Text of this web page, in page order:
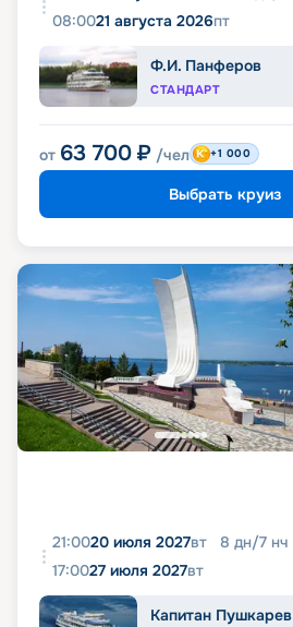
08:0021 августа 2026пт
Ф.И. Панферов
СТАНДАРТ
от 63 700 ₽ /чел +1 000
Выбрать круиз
21:0020 июля 2027вт 8 дн/7 нч
17:0027 июля 2027вт
Капитан Пушкарев